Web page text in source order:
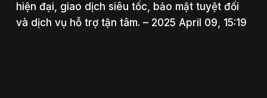
hiện đại, giao dịch siêu tốc, bảo mật tuyệt đối
và dịch vụ hỗ trợ tận tâm. – 2025 April 09, 15:19